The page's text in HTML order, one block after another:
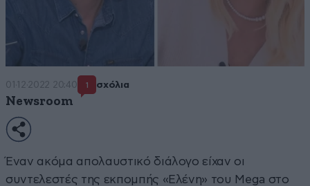
01·12·2022 20:40 1 σχόλια
Newsroom
Έναν ακόμα απολαυστικό διάλογο είχαν οι
συντελεστές της εκπομπής «Ελένη» του Mega στο